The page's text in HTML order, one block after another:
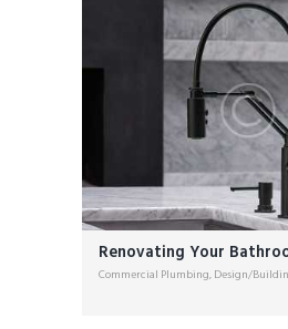
Renovating Your
Commercial Plumbing,Design/